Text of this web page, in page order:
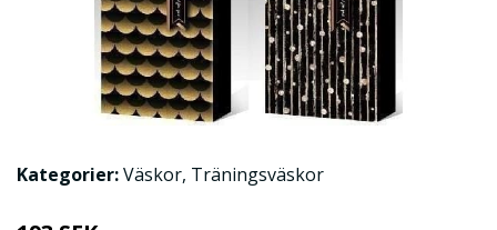
Kategorier:Väskor, Träningsväskor